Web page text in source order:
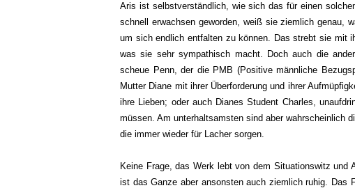
Aris ist selbstverständlich, wie sich das für einen
schnell erwachsen geworden, weiß sie ziemlich genau,
um sich endlich entfalten zu können. Das strebt sie mit
was sie sehr sympathisch macht. Doch auch die
scheue Penn, der die PMB (Positive männliche
Mutter Diane mit ihrer Überforderung und ihrer
ihre Lieben; oder auch Dianes Student Charles,
müssen. Am unterhaltsamsten sind aber wahrscheinlich
die immer wieder für Lacher sorgen.
Keine Frage, das Werk lebt von dem Situationswitz und
ist das Ganze aber ansonsten auch ziemlich ruhig. Das